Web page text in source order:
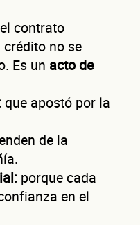
contrato
no se
Es un acto de
que apostó por la
de la
porque cada
en el